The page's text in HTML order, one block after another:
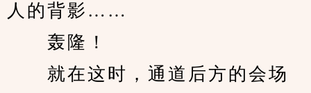
人的背影……
轰隆！
就在这时，通道后方的会场